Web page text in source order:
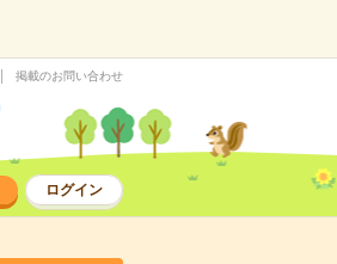
掲載のお問い合わせ
ログイン